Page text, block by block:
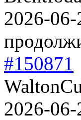
2026-
#150871
2026-